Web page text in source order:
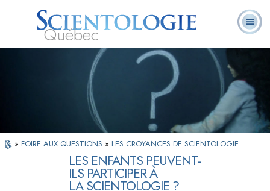
Québec
Qu’est-ce que la
Scientologie ?
Ministres
volontaires
Foire aux
questions
» FOIRE AUX QUESTIONS » LES CROYANCES DE SCIENTOLOGIE
LES ENFANTS PEUVENT-
ILS PARTICIPER À
LA SCIENTOLOGIE ?